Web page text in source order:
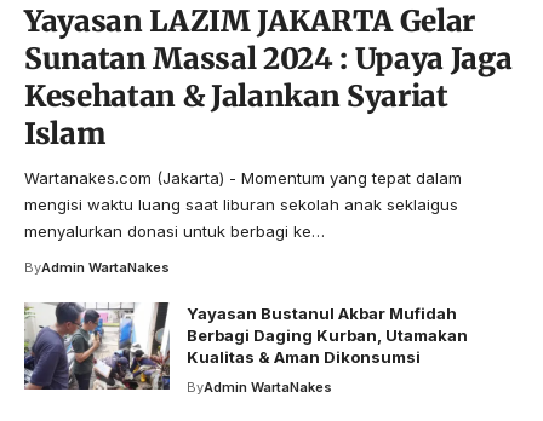
Yayasan LAZIM JAKARTA Gelar
Sunatan Massal 2024 : Upaya Jaga
Kesehatan & Jalankan Syariat
Islam
Wartanakes.com (Jakarta) - Momentum yang tepat dalam
mengisi waktu luang saat liburan sekolah anak seklaigus
menyalurkan donasi untuk berbagi ke…
ByAdmin WartaNakes
Yayasan Bustanul Akbar Mufidah
Berbagi Daging Kurban, Utamakan
Kualitas & Aman Dikonsumsi
ByAdmin WartaNakes